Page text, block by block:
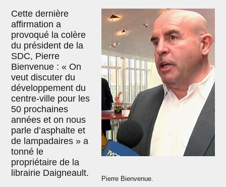
Pierre Bienvenue.
Cette dernière
affirmation a
provoqué la colère
du président de la
SDC, Pierre
Bienvenue : « On
veut discuter du
développement du
centre-ville pour les
50 prochaines
années et on nous
parle d’asphalte et
de lampadaires » a
tonné le
propriétaire de la
librairie Daigneault.